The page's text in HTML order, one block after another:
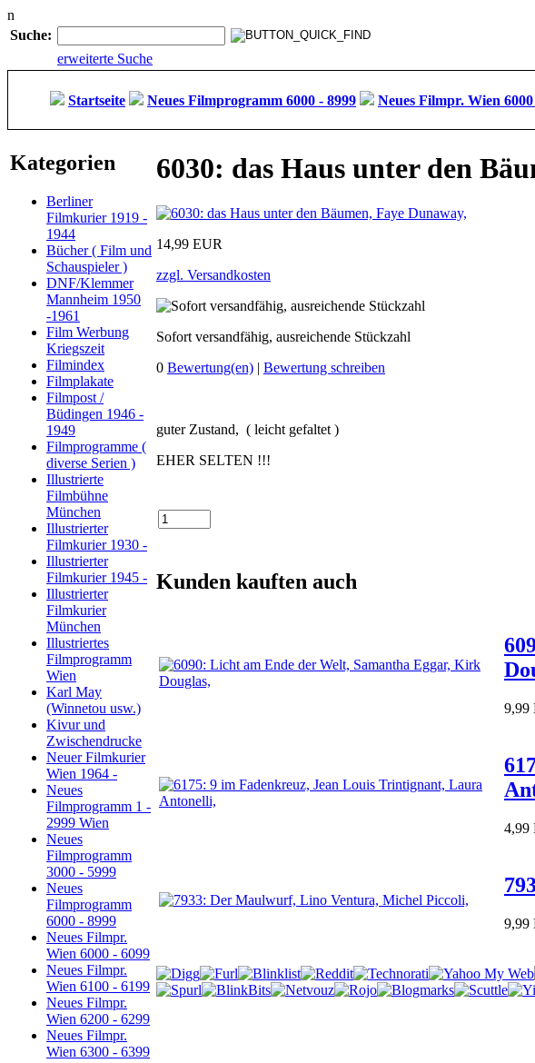
n
Suche:
erweiterte Suche
Startseite Neues Filmprogramm 6000 - 8999 Neues Filmpr. Wien 6000
Kategorien
Berliner
Filmkurier 1919 -
1944
Bücher ( Film und
Schauspieler )
DNF/Klemmer
Mannheim 1950
-1961
Film Werbung
Kriegszeit
Filmindex
Filmplakate
Filmpost /
Büdingen 1946 -
1949
Filmprogramme (
diverse Serien )
Illustrierte
Filmbühne
München
Illustrierter
Filmkurier 1930 -
Illustrierter
Filmkurier 1945 -
Illustrierter
Filmkurier
München
Illustriertes
Filmprogramm
Wien
Karl May
(Winnetou usw.)
Kivur und
Zwischendrucke
Neuer Filmkurier
Wien 1964 -
Neues
Filmprogramm 1 -
2999 Wien
Neues
Filmprogramm
3000 - 5999
Neues
Filmprogramm
6000 - 8999
Neues Filmpr.
Wien 6000 - 6099
Neues Filmpr.
Wien 6100 - 6199
Neues Filmpr.
Wien 6200 - 6299
Neues Filmpr.
Wien 6300 - 6399
6030: das Haus unter den
14,99 EUR
zzgl. Versandkosten
Sofort versandfähig, ausreichende Stückzahl
0 Bewertung(en) | Bewertung schreiben
guter Zustand, ( leicht gefaltet )
EHER SELTEN !!!
Kunden kauften auch
9,99
4,99
9,99